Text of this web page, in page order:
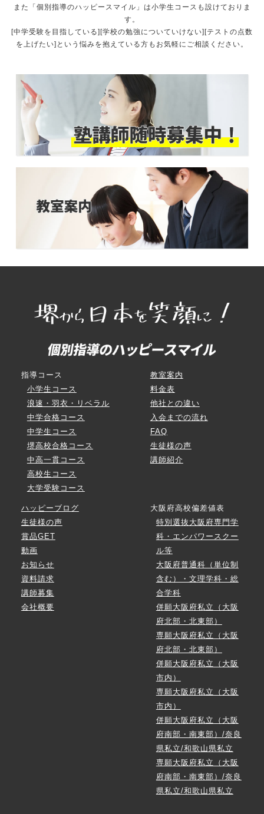
また「個別指導のハッピースマイル」は小学生コースも設けておりま
す。
[中学受験を目指している][学校の勉強についていけない][テストの点数
を上げたい]という悩みを抱えている方もお気軽にご相談ください。
指導コース
小学生コース
浪速・羽衣・リベラル
中学合格コース
中学生コース
堺高校合格コース
中高一貫コース
高校生コース
大学受験コース
教室案内
料金表
他社との違い
入会までの流れ
FAQ
生徒様の声
講師紹介
ハッピーブログ
生徒様の声
賞品GET
動画
お知らせ
資料請求
講師募集
会社概要
大阪府高校偏差値表
特別選抜大阪府専門学
科・エンパワースクー
ル等
大阪府普通科（単位制
含む）・文理学科・総
合学科
併願大阪府私立（大阪
府北部・北東部）
専願大阪府私立（大阪
府北部・北東部）
併願大阪府私立（大阪
市内）
専願大阪府私立（大阪
市内）
併願大阪府私立（大阪
府南部・南東部）/奈良
県私立/和歌山県私立
専願大阪府私立（大阪
府南部・南東部）/奈良
県私立/和歌山県私立